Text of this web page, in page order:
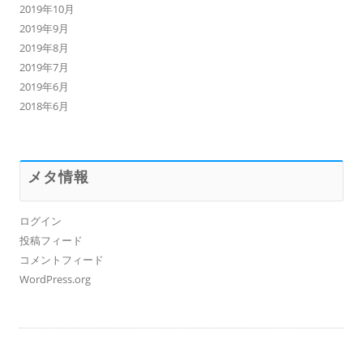
2019年10月
2019年9月
2019年8月
2019年7月
2019年6月
2018年6月
メタ情報
ログイン
投稿フィード
コメントフィード
WordPress.org